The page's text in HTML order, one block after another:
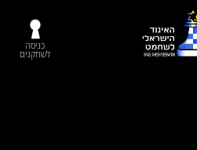
כניסה
לשחקנים